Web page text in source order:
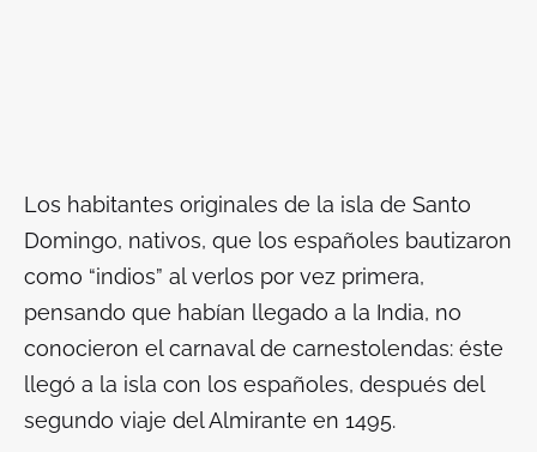
Los habitantes originales de la isla de Santo
Domingo, nativos, que los españoles bautizaron
como “indios” al verlos por vez primera,
pensando que habían llegado a la India, no
conocieron el carnaval de carnestolendas: éste
llegó a la isla con los españoles, después del
segundo viaje del Almirante en 1495.